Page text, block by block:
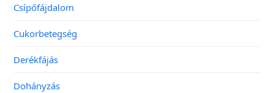
Csípőfájdalom
Cukorbetegség
Derékfájás
Dohányzás